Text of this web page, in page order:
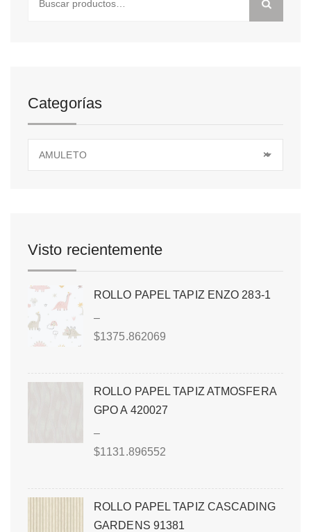
Categorías
×
AMULETO
Visto recientemente
ROLLO PAPEL TAPIZ ENZO 283-1
–
$1375.862069
ROLLO PAPEL TAPIZ ATMOSFERA
GPO A 420027
–
$1131.896552
ROLLO PAPEL TAPIZ CASCADING
GARDENS 91381